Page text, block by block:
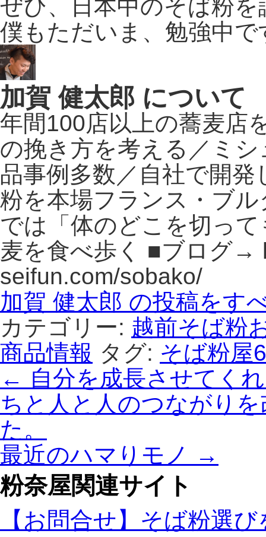
ぜひ、日本中のそば粉
僕もただいま、勉強中で
加賀 健太郎 について
年間100店以上の蕎麦店
の挽き方を考える／ミ
品事例多数／自社で開
粉を本場フランス・ブ
では「体のどこを切っ
麦を食べ歩く ■ブログ→
seifun.com/sobako/
加賀 健太郎 の投稿をす
カテゴリー: 越前そば粉
商品情報 タグ: そば粉屋
← 自分を成長させてく
ちと人と人のつながり
た。
最近のハマりモノ
→
粉奈屋関連サイト
【お問合せ】そば粉選